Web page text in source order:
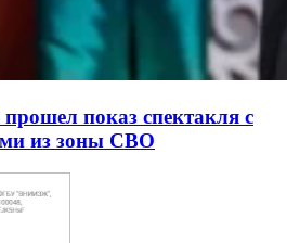
показ спектакля с
из зоны СВО